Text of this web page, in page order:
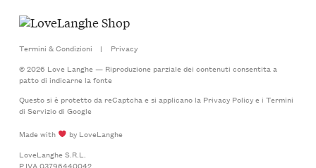
Termini & Condizioni |
Privacy
© 2026 Love Langhe — Riproduzione parziale dei contenuti consentita a
patto di indicarne la fonte
Questo si è protetto da reCaptcha e si applicano la Privacy Policye i Termini
di Serviziodi Google
Made with
by LoveLanghe
LoveLanghe S.R.L.
P.IVA 03796440042